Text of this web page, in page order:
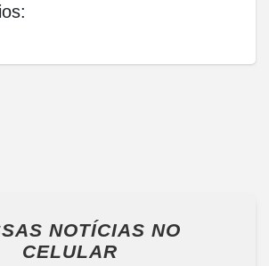
NOTÍCIAS NO
CELULAR